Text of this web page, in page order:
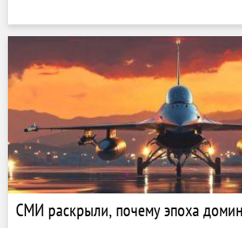
СМИ раскрыли, почему эпоха